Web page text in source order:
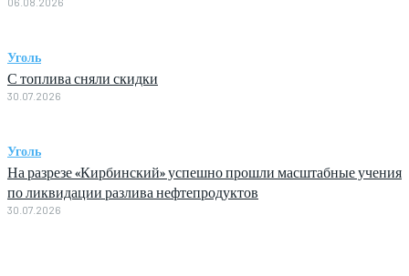
Уголь
С топлива сняли скидки
30.07.2026
Уголь
На разрезе «Кирбинский» успешно прошли масштабные учения
по ликвидации разлива нефтепродуктов
30.07.2026